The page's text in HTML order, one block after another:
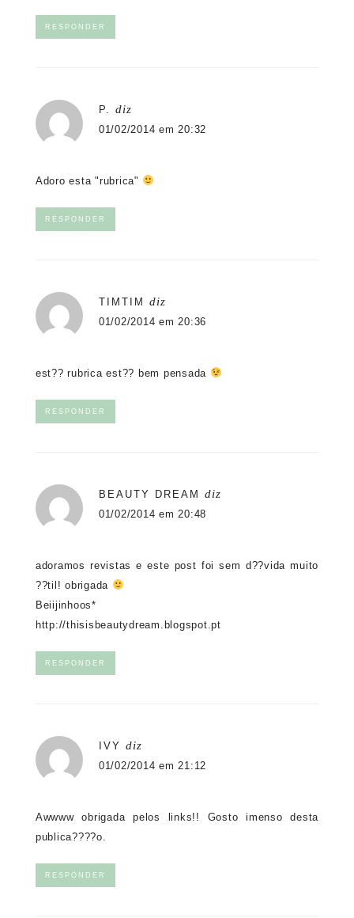
RESPONDER
P. diz
01/02/2014 em 20:32
Adoro esta "rubrica"
RESPONDER
TIMTIM diz
01/02/2014 em 20:36
est?? rubrica est?? bem pensada
RESPONDER
BEAUTY DREAM diz
01/02/2014 em 20:48
adoramos revistas e este post foi sem d??vida muito
??til! obrigada
Beiijinhoos*
http://thisisbeautydream.blogspot.pt
RESPONDER
IVY diz
01/02/2014 em 21:12
Awwww obrigada pelos links!! Gosto imenso desta
publica????o.
RESPONDER